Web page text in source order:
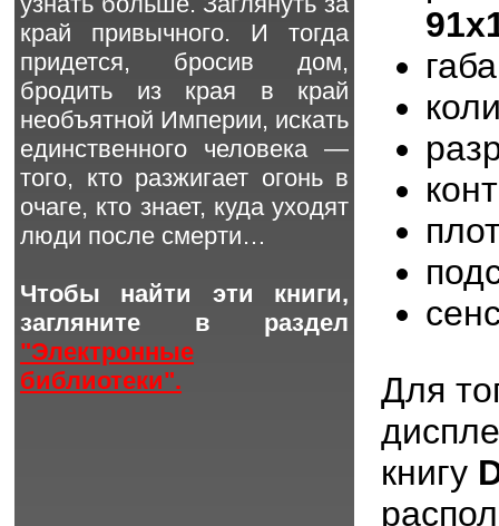
Для
книгу
край привычного. И тогда
придется, бросив дом,
бродить из края в край
необъятной Империи, искать
единственного человека —
того, кто разжигает огонь в
очаге, кто знает, куда уходят
люди после смерти…
Чтобы найти эти книги,
загляните в раздел
"Электронные
библиотеки".